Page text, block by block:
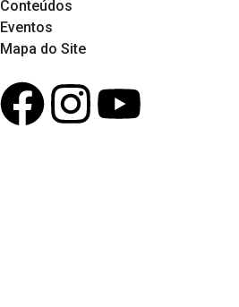
Conteúdos
Eventos
Mapa do Site